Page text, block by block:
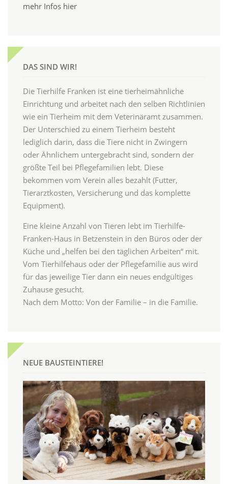
mehr Infos hier
DAS SIND WIR!
Die Tierhilfe Franken ist eine tierheimähnliche
Einrichtung und arbeitet nach den selben Richtlinien
wie ein Tierheim mit dem Veterinäramt zusammen.
Der Unterschied zu einem Tierheim besteht
lediglich darin, dass die Tiere nicht in Zwingern
oder Ähnlichem untergebracht sind, sondern der
größte Teil bei Pflegefamilien lebt. Diese
bekommen vom Verein alles bezahlt (Futter,
Tierarztkosten, Versicherung und das komplette
Equipment).
Eine kleine Anzahl von Tieren lebt im Tierhilfe-
Franken-Haus in Betzenstein in den Büros oder der
Küche und „helfen bei den täglichen Arbeiten“ mit.
Vom Tierhilfehaus oder der Pflegefamilie aus wird
für das jeweilige Tier dann ein neues endgültiges
Zuhause gesucht.
Nach dem Motto: Von der Familie – in die Familie.
NEUE BAUSTEINTIERE!